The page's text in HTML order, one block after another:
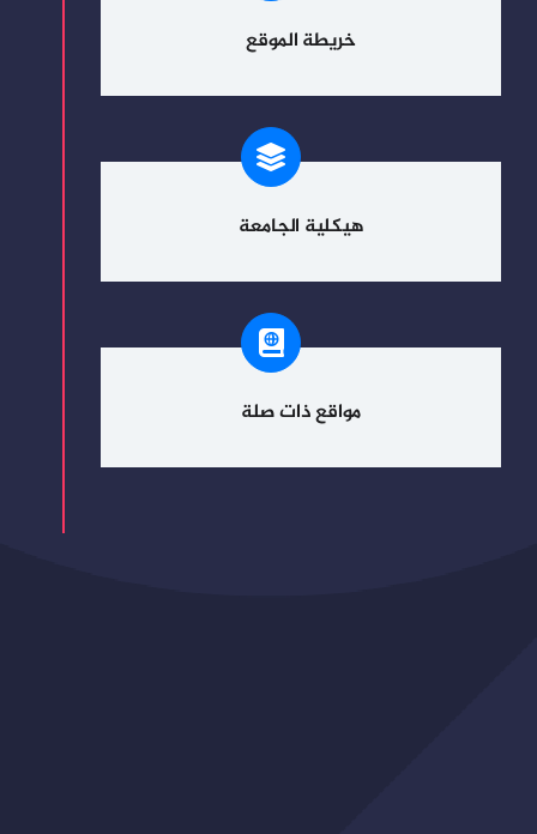
خريطة الموقع
هيكلية الجامعة
مواقع ذات صلة